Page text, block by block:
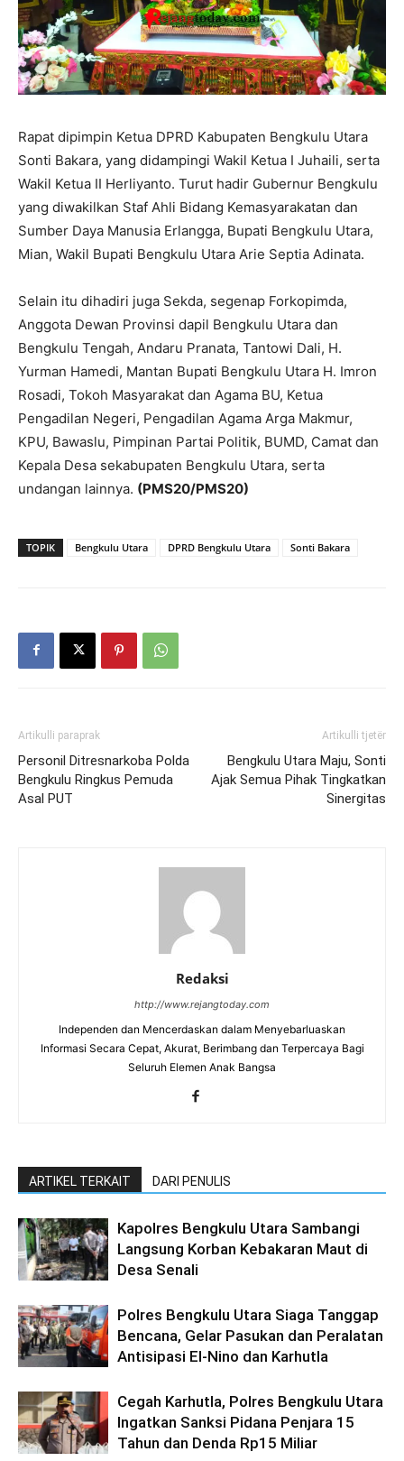
Rapat dipimpin Ketua DPRD Kabupaten Bengkulu Utara
Sonti Bakara, yang didampingi Wakil Ketua I Juhaili, serta
Wakil Ketua II Herliyanto. Turut hadir Gubernur Bengkulu
yang diwakilkan Staf Ahli Bidang Kemasyarakatan dan
Sumber Daya Manusia Erlangga, Bupati Bengkulu Utara,
Mian, Wakil Bupati Bengkulu Utara Arie Septia Adinata.
Selain itu dihadiri juga Sekda, segenap Forkopimda,
Anggota Dewan Provinsi dapil Bengkulu Utara dan
Bengkulu Tengah, Andaru Pranata, Tantowi Dali, H.
Yurman Hamedi, Mantan Bupati Bengkulu Utara H. Imron
Rosadi, Tokoh Masyarakat dan Agama BU, Ketua
Pengadilan Negeri, Pengadilan Agama Arga Makmur,
KPU, Bawaslu, Pimpinan Partai Politik, BUMD, Camat dan
Kepala Desa sekabupaten Bengkulu Utara, serta
undangan lainnya. (PMS20/PMS20)
TOPIK Bengkulu Utara DPRD Bengkulu Utara Sonti Bakara
Artikulli paraprak
Personil Ditresnarkoba Polda
Bengkulu Ringkus Pemuda
Asal PUT
Artikulli tjetër
Bengkulu Utara Maju, Sonti
Ajak Semua Pihak Tingkatkan
Sinergitas
Redaksi
http://www.rejangtoday.com
Independen dan Mencerdaskan dalam Menyebarluaskan
Informasi Secara Cepat, Akurat, Berimbang dan Terpercaya Bagi
Seluruh Elemen Anak Bangsa
ARTIKEL TERKAIT DARI PENULIS
Kapolres Bengkulu Utara Sambangi
Langsung Korban Kebakaran Maut di
Desa Senali
Polres Bengkulu Utara Siaga Tanggap
Bencana, Gelar Pasukan dan Peralatan
Antisipasi El-Nino dan Karhutla
Cegah Karhutla, Polres Bengkulu Utara
Ingatkan Sanksi Pidana Penjara 15
Tahun dan Denda Rp15 Miliar